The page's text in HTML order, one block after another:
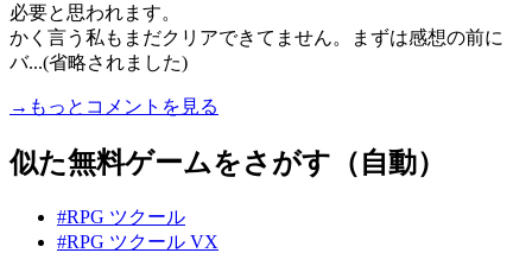
必要と思われます。
かく言う私もまだクリアできてません。まずは感想の前に
バ...(省略されました)
→もっとコメントを見る
似た無料ゲームをさがす（自動）
#RPG ツクール
#RPG ツクール VX